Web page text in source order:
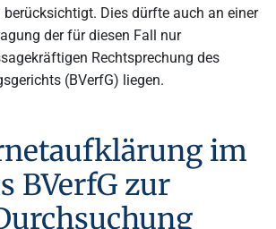
Dies dürfte auch an einer
der für diesen Fall nur
Rechtsprechung des
(BVerfG) liegen.
im
BVerfG zur